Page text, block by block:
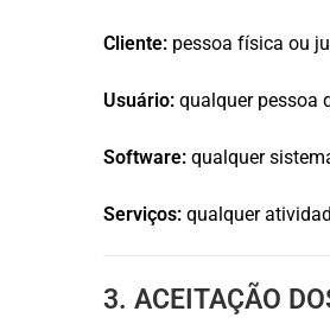
Cliente: pessoa física ou
Usuário: qualquer pessoa
Software: qualquer
Serviços: qualquer
3. ACEITAÇÃO